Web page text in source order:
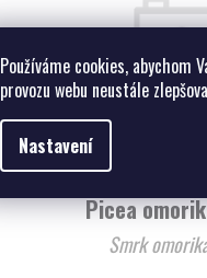
Používáme cookies, abychom
provozu webu neustále
Nastavení
Picea